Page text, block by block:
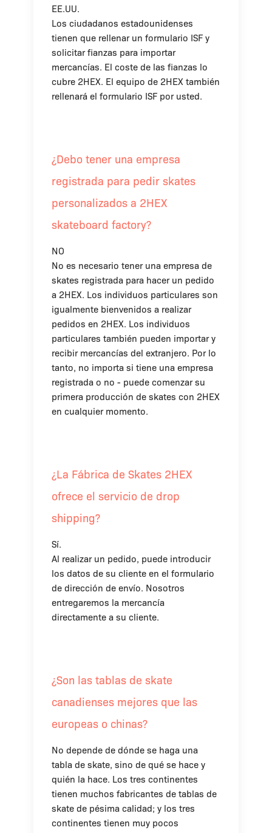
EE.UU.
Los ciudadanos estadounidenses
tienen que rellenar un formulario ISF y
solicitar fianzas para importar
mercancías. El coste de las fianzas lo
cubre 2HEX. El equipo de 2HEX también
rellenará el formulario ISF por usted.
¿Debo tener una empresa
registrada para pedir skates
personalizados a 2HEX
skateboard factory?
NO
No es necesario tener una empresa de
skates registrada para hacer un pedido
a 2HEX. Los individuos particulares son
igualmente bienvenidos a realizar
pedidos en 2HEX. Los individuos
particulares también pueden importar y
recibir mercancías del extranjero. Por lo
tanto, no importa si tiene una empresa
registrada o no - puede comenzar su
primera producción de skates con 2HEX
en cualquier momento.
¿La Fábrica de Skates 2HEX
ofrece el servicio de drop
shipping?
Sí.
Al realizar un pedido, puede introducir
los datos de su cliente en el formulario
de dirección de envío. Nosotros
entregaremos la mercancía
directamente a su cliente.
¿Son las tablas de skate
canadienses mejores que las
europeas o chinas?
No depende de dónde se haga una
tabla de skate, sino de qué se hace y
quién la hace. Los tres continentes
tienen muchos fabricantes de tablas de
skate de pésima calidad; y los tres
continentes tienen muy pocos